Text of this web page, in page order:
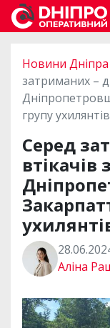
Новини Дніпра
затриманих –
групу
Серед
втікачів з
Аліна